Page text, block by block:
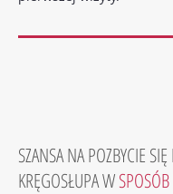
SZANSA NA POZBYCIE
KRĘGOSŁUPA W